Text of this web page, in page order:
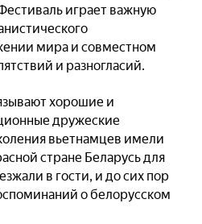
играет важную
мира и совместном
и разногласий.
хорошие и
дружеские
вьетнамцев имели
стране Беларусь для
в гости, и до сих пор
о белорусском